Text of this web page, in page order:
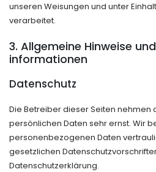
unseren Weisungen und unter
verarbeitet.
3. Allgemeine Hinweise
informationen
Datenschutz
Die Betreiber dieser Seiten nehmen
persönlichen Daten sehr ernst. Wir
personenbezogenen Daten
gesetzlichen
Datenschutzerklärung.